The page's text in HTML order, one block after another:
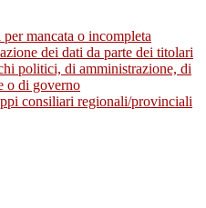
per mancata o incompleta
dei dati da parte dei titolari
politici, di amministrazione, di
o di governo
consiliari regionali/provinciali